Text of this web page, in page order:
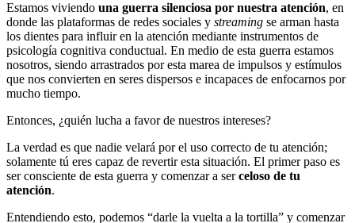
Estamos viviendo una guerra silenciosa por nuestra atención, en
donde las plataformas de redes sociales y streaming se arman hasta
los dientes para influir en la atención mediante instrumentos de
psicología cognitiva conductual. En medio de esta guerra estamos
nosotros, siendo arrastrados por esta marea de impulsos y estímulos
que nos convierten en seres dispersos e incapaces de enfocarnos por
mucho tiempo.
Entonces, ¿quién lucha a favor de nuestros intereses?
La verdad es que nadie velará por el uso correcto de tu atención;
solamente tú eres capaz de revertir esta situación. El primer paso es
ser consciente de esta guerra y comenzar a serceloso de tu
atención.
Entendiendo esto, podemos “darle la vuelta a la tortilla” y comenzar